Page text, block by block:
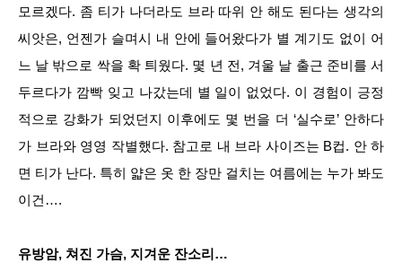
모르겠다. 좀 티가 나더라도 브라 따위 안 해도 된다는 생각의
씨앗은, 언젠가 슬며시 내 안에 들어왔다가 별 계기도 없이 어
느 날 밖으로 싹을 확 틔웠다. 몇 년 전, 겨울 날 출근 준비를 서
두르다가 깜빡 잊고 나갔는데 별 일이 없었다. 이 경험이 긍정
적으로 강화가 되었던지 이후에도 몇 번을 더 ‘실수로’ 안하다
가 브라와 영영 작별했다. 참고로 내 브라 사이즈는 B컵. 안 하
면 티가 난다. 특히 얇은 옷 한 장만 걸치는 여름에는 누가 봐도
이건….
유방암, 쳐진 가슴, 지겨운 잔소리…